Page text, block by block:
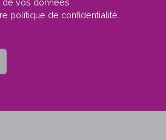
politique de confidentialité